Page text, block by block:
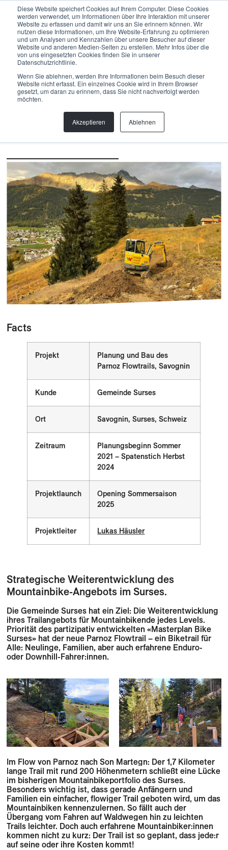
Diese Website speichert Cookies auf Ihrem Computer. Diese Cookies
werden verwendet, um Informationen über Ihre Interaktion mit unserer
Website zu erfassen und damit wir uns an Sie erinnern können. Wir
nutzen diese Informationen, um Ihre Website-Erfahrung zu optimieren
und um Analysen und Kennzahlen über unsere Besucher auf dieser
Website und anderen Medien-Seiten zu erstellen. Mehr Infos über die
von uns eingesetzten Cookies finden Sie in unserer
Datenschutzrichtlinie.
Wenn Sie ablehnen, werden Ihre Informationen beim Besuch dieser
Website nicht erfasst. Ein einzelnes Cookie wird in Ihrem Browser
gesetzt, um daran zu erinnern, dass Sie nicht nachverfolgt werden
möchten.
Akzeptieren Ablehnen
Menu
Back
Bau,Bike Park,Biketrails
VON PARNOZ NACH
SAVOGNIN: DER NEUE
PARNOZ FLOWTRAIL
Ein Trail für alle Levels - 1,7 Kilometer zusätzlichen
Facts
Projekt
Planung und Bau des
Parnoz Flowtrails, Savognin
Kunde Gemeinde Surses
Ort Savognin, Surses, Schweiz
Zeitraum
Planungsbeginn Sommer
2021 – Spatenstich Herbst
2024
Projektlaunch
Opening Sommersaison
2025
Projektleiter Lukas Häusler
Strategische Weiterentwicklung des
Mountainbike-Angebots im Surses.
Die Gemeinde Surses hat ein Ziel: Die Weiterentwicklung
ihres Trailangebots für Mountainbikende jedes Levels.
Priorität des partizipativ entwickelten «Masterplan Bike
Surses» hat der neue Parnoz Flowtrail – ein Biketrail für
Alle: Neulinge, Familien, aber auch erfahrene Enduro-
oder Downhill-Fahrer:innen.
Im Flow von Parnoz nach Son Martegn: Der 1,7 Kilometer
lange Trail mit rund 200 Höhenmetern schließt eine Lücke
im bisherigen Mountainbikeportfolio des Surses.
Besonders wichtig ist, dass gerade Anfängern und
Familien ein einfacher, flowiger Trail geboten wird, um das
Mountainbiken kennenzulernen. So fällt auch der
Übergang vom Fahren auf Waldwegen hin zu leichten
Trails leichter. Doch auch erfahrene Mountainbiker:innen
kommen nicht zu kurz: Der Trail ist so geplant, dass jede:r
auf seine oder ihre Kosten kommt!